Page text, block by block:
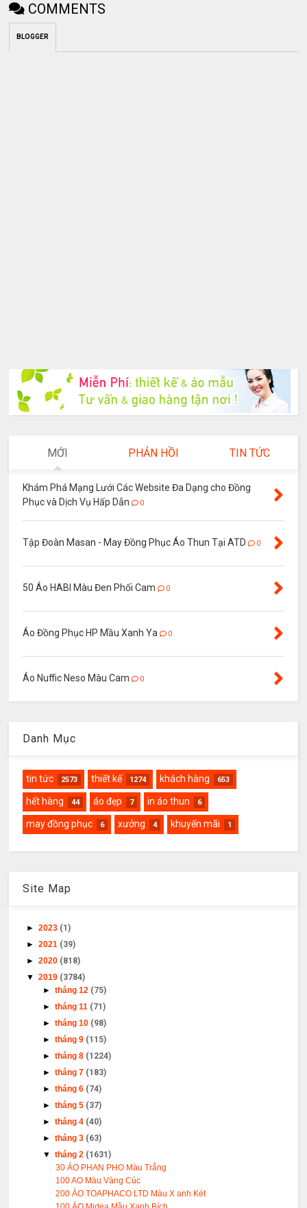
COMMENTS
BLOGGER
MỚI PHẢN HỒI TIN TỨC
Khám Phá Mạng Lưới Các Website Đa Dạng cho Đồng
Phục và Dịch Vụ Hấp Dẫn
0
Tập Đoàn Masan - May Đồng Phục Áo Thun Tại ATD 0
50 Áo HABI Màu Đen Phối Cam 0
Áo Đồng Phục HP Mầu Xanh Ya 0
Áo Nuffic Neso Màu Cam 0
Danh Mục
tin tức 2573 thiết kế 1274 khách hàng 653
hết hàng 44 áo đẹp 7 in áo thun 6
may đồng phục 6 xưởng 4 khuyến mãi 1
Site Map
►2023 (1)
►2021 (39)
►2020 (818)
▼2019 (3784)
►tháng 12 (75)
►tháng 11 (71)
►tháng 10 (98)
►tháng 9 (115)
►tháng 8 (1224)
►tháng 7 (183)
►tháng 6 (74)
►tháng 5 (37)
►tháng 4 (40)
►tháng 3 (63)
▼tháng 2 (1631)
30 ÁO PHAN PHO Màu Trắng
100 AO Màu Vàng Cúc
200 ÁO TOAPHACO LTD Màu X anh Két